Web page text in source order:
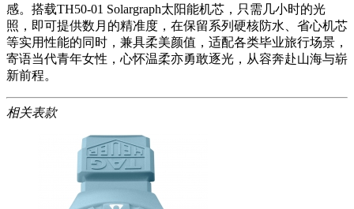
感。搭载TH50-01 Solargraph太阳能机芯，只需几小时的光
照，即可提供数月的精准度，在保留系列硬核防水、省心机芯
等实用性能的同时，兼具柔美颜值，适配各类毕业旅行场景，
寄语当代青年女性，心怀温柔亦勇敢逐光，从容奔赴山海与崭
新前程。
相关表款